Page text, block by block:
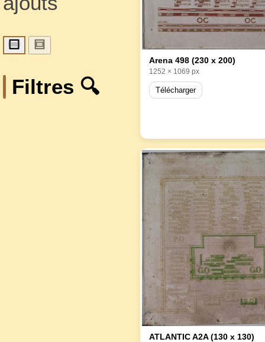
Filtres 🔍
Arena 498 (230 x 200)
1252 × 1069 px
Télécharger
ATLANTIC A2A (130 x 130)